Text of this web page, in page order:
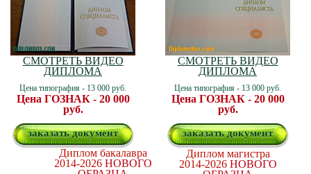
СМОТРЕТЬ ВИДЕО
ДИПЛОМА
Цена типография - 13 000 руб.
Цена ГОЗНАК - 20 000
руб.
заказать документ
СМОТРЕТЬ ВИДЕО
ДИПЛОМА
Цена типография - 13 000 руб.
Цена ГОЗНАК - 20 000
руб.
заказать документ
Диплом бакалавра
2014-2026 НОВОГО
Диплом магистра
2014-2026 НОВОГО